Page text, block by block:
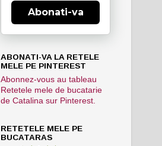
Abonati-va
ABONATI-VA LA RETELE
MELE PE PINTEREST
Abonnez-vous au tableau
Retetele mele de bucatarie
de Catalina sur Pinterest.
RETETELE MELE PE
BUCATARAS